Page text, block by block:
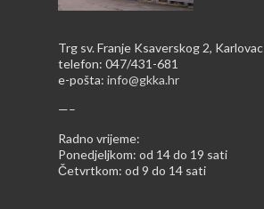
Trg sv. Franje Ksaverskog 2, Karlovac
telefon: 047/431-681
e-pošta: info@gkka.hr
—–
Radno vrijeme:
Ponedjeljkom: od 14 do 19 sati
Četvrtkom: od 9 do 14 sati